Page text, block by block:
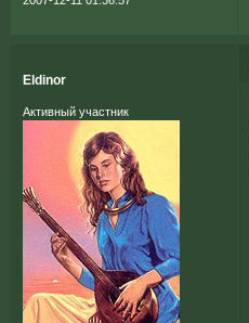
Eldinor
Активный участник